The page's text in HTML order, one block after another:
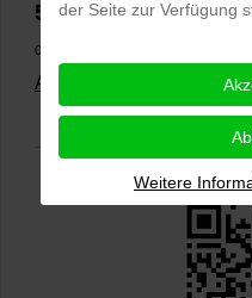
5,0⭐⭐⭐⭐⭐bei144
02.01.2026)
Alle Rezensionen
der Seite zur Verfügung
Weitere